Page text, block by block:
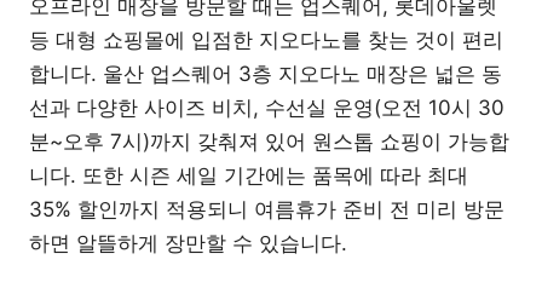
오프라인 매장을 방문할 때는 업스퀘어, 롯데아울렛
등 대형 쇼핑몰에 입점한 지오다노를 찾는 것이 편리
합니다. 울산 업스퀘어 3층 지오다노 매장은 넓은 동
선과 다양한 사이즈 비치, 수선실 운영(오전 10시 30
분~오후 7시)까지 갖춰져 있어 원스톱 쇼핑이 가능합
니다. 또한 시즌 세일 기간에는 품목에 따라 최대
35% 할인까지 적용되니 여름휴가 준비 전 미리 방문
하면 알뜰하게 장만할 수 있습니다.